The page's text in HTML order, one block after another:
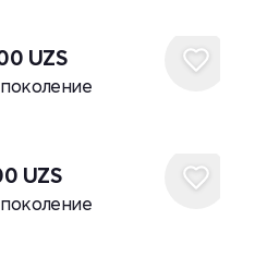
UZS
UZS